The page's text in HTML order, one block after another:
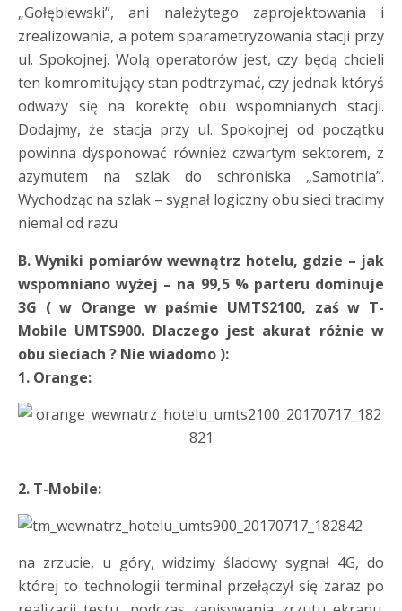
„Gołębiewski”, ani należytego zaprojektowania i
zrealizowania, a potem sparametryzowania stacji przy
ul. Spokojnej. Wolą operatorów jest, czy będą chcieli
ten komromitujący stan podtrzymać, czy jednak któryś
odważy się na korektę obu wspomnianych stacji.
Dodajmy, że stacja przy ul. Spokojnej od początku
powinna dysponować również czwartym sektorem, z
azymutem na szlak do schroniska „Samotnia”.
Wychodząc na szlak – sygnał logiczny obu sieci tracimy
niemal od razu
B. Wyniki pomiarów wewnątrz hotelu, gdzie – jak
wspomniano wyżej – na 99,5 % parteru dominuje
3G ( w Orange w paśmie UMTS2100, zaś w T-
Mobile UMTS900. Dlaczego jest akurat różnie w
obu sieciach ? Nie wiadomo ):
1. Orange:
2. T-Mobile:
na zrzucie, u góry, widzimy śladowy sygnał 4G, do
której to technologii terminal przełączył się zaraz po